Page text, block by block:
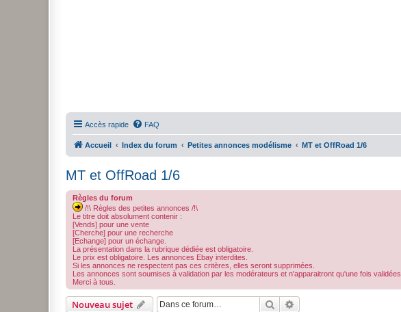
Accès rapide FAQ
Accueil Index du forum Petites annonces modélisme MT et OffRoad 1/6
MT et OffRoad 1/6
Règles du forum
/!\ Règles des petites annonces /!\
Le titre doit absolument contenir :
[Vends] pour une vente
[Cherche] pour une recherche
[Echange] pour un échange.
La présentation dans la rubrique dédiée est obligatoire.
Le prix est obligatoire. Les annonces Ebay interdites.
Si les annonces ne respectent pas ces critères, elles seront supprimées.
Les annonces sont soumises à validation par les modérateurs et n'apparaitront qu'une fois validées.
Merci à tous.
Nouveau sujet Rechercher